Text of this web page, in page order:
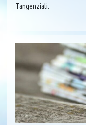
Tangenziali.